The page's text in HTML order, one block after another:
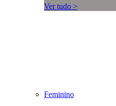
Ver tudo >
Feminino